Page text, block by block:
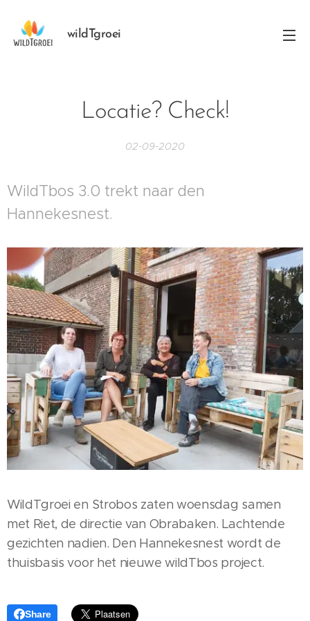
wildTgroei
Locatie? Check!
02-09-2020
WildTbos 3.0 trekt naar den
Hannekesnest.
WildTgroei en Strobos zaten woensdag samen
met Riet, de directie van Obrabaken. Lachtende
gezichten nadien. Den Hannekesnest wordt de
thuisbasis voor het nieuwe wildTbos project.
Share